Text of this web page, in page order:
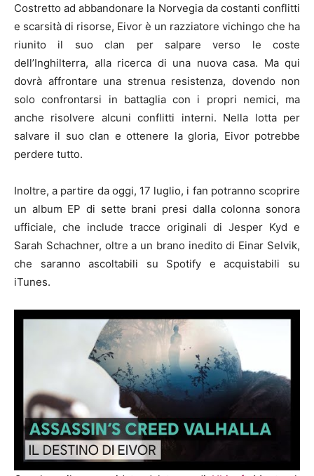
Costretto ad abbandonare la Norvegia da costanti conflitti
e scarsità di risorse, Eivor è un razziatore vichingo che ha
riunito il suo clan per salpare verso le coste
dell’Inghilterra, alla ricerca di una nuova casa. Ma qui
dovrà affrontare una strenua resistenza, dovendo non
solo confrontarsi in battaglia con i propri nemici, ma
anche risolvere alcuni conflitti interni. Nella lotta per
salvare il suo clan e ottenere la gloria, Eivor potrebbe
perdere tutto.
Inoltre, a partire da oggi, 17 luglio, i fan potranno scoprire
un album EP di sette brani presi dalla colonna sonora
ufficiale, che include tracce originali di Jesper Kyd e
Sarah Schachner, oltre a un brano inedito di Einar Selvik,
che saranno ascoltabili su Spotify e acquistabili su
iTunes.